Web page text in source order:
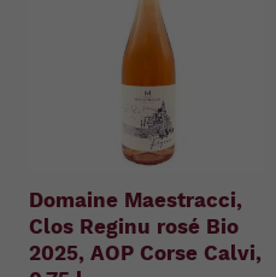
Domaine Maestracci,
Clos Reginu rosé Bio
2025, AOP Corse Calvi,